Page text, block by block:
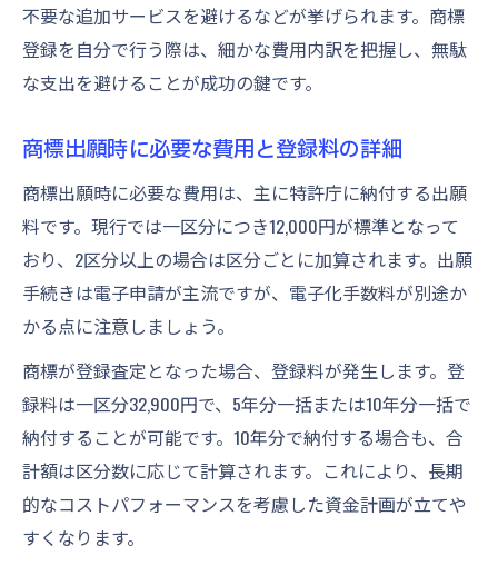
不要な追加サービスを避けるなどが挙げられます。商標
登録を自分で行う際は、細かな費用内訳を把握し、無駄
な支出を避けることが成功の鍵です。
商標出願時に必要な費用と登録料の詳細
商標出願時に必要な費用は、主に特許庁に納付する出願
料です。現行では一区分につき12,000円が標準となって
おり、2区分以上の場合は区分ごとに加算されます。出願
手続きは電子申請が主流ですが、電子化手数料が別途か
かる点に注意しましょう。
商標が登録査定となった場合、登録料が発生します。登
録料は一区分32,900円で、5年分一括または10年分一括で
納付することが可能です。10年分で納付する場合も、合
計額は区分数に応じて計算されます。これにより、長期
的なコストパフォーマンスを考慮した資金計画が立てや
すくなります。